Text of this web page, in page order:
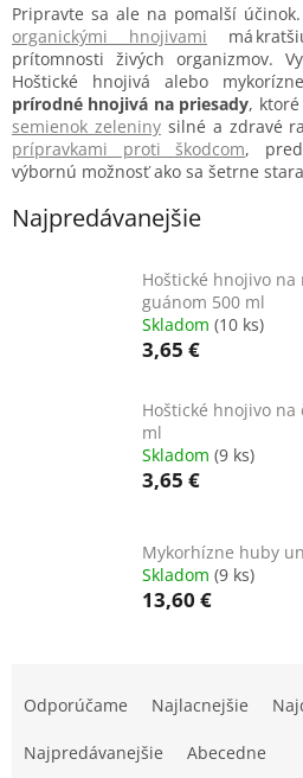
Pripravte sa ale na pomalší
organickými hnojivami má
prítomnosti živých organizmov.
Hoštické hnojivá alebo
prírodné hnojivá na priesady,
semienok zeleninysilné a zdravé
prípravkami proti škodcom,
výbornú možnosť ako sa šetrne
Najpredávanejšie
Hoštické hnojivo
guánom 500 ml
Skladom (10 ks)
3,65 €
Hoštické hnojivo
ml
Skladom (9 ks)
3,65 €
Mykorhízne huby
Skladom (9 ks)
13,60 €
Odporúčame Najlacnejšie
Najpredávanejšie Abecedne